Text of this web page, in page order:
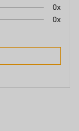
0x
0x